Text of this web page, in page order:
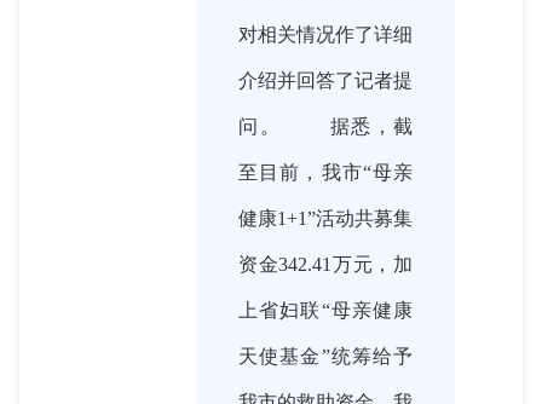
对相关情况作了详细
介绍并回答了记者提
问。 据悉，截
至目前，我市“母亲
健康1+1”活动共募集
资金342.41万元，加
上省妇联“母亲健康
天使基金”统筹给予